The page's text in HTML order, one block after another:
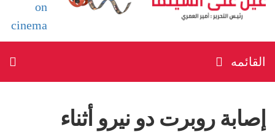
القائمه
إصابة روبرت دو نيرو أثناء